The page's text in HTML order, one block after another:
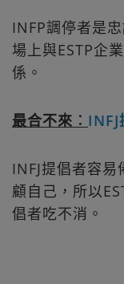
INFP調停者是
場上與ESTP企
係。
最合不來︰ INFJ
INFJ提倡者容
顧自己，所以
倡者吃不消。